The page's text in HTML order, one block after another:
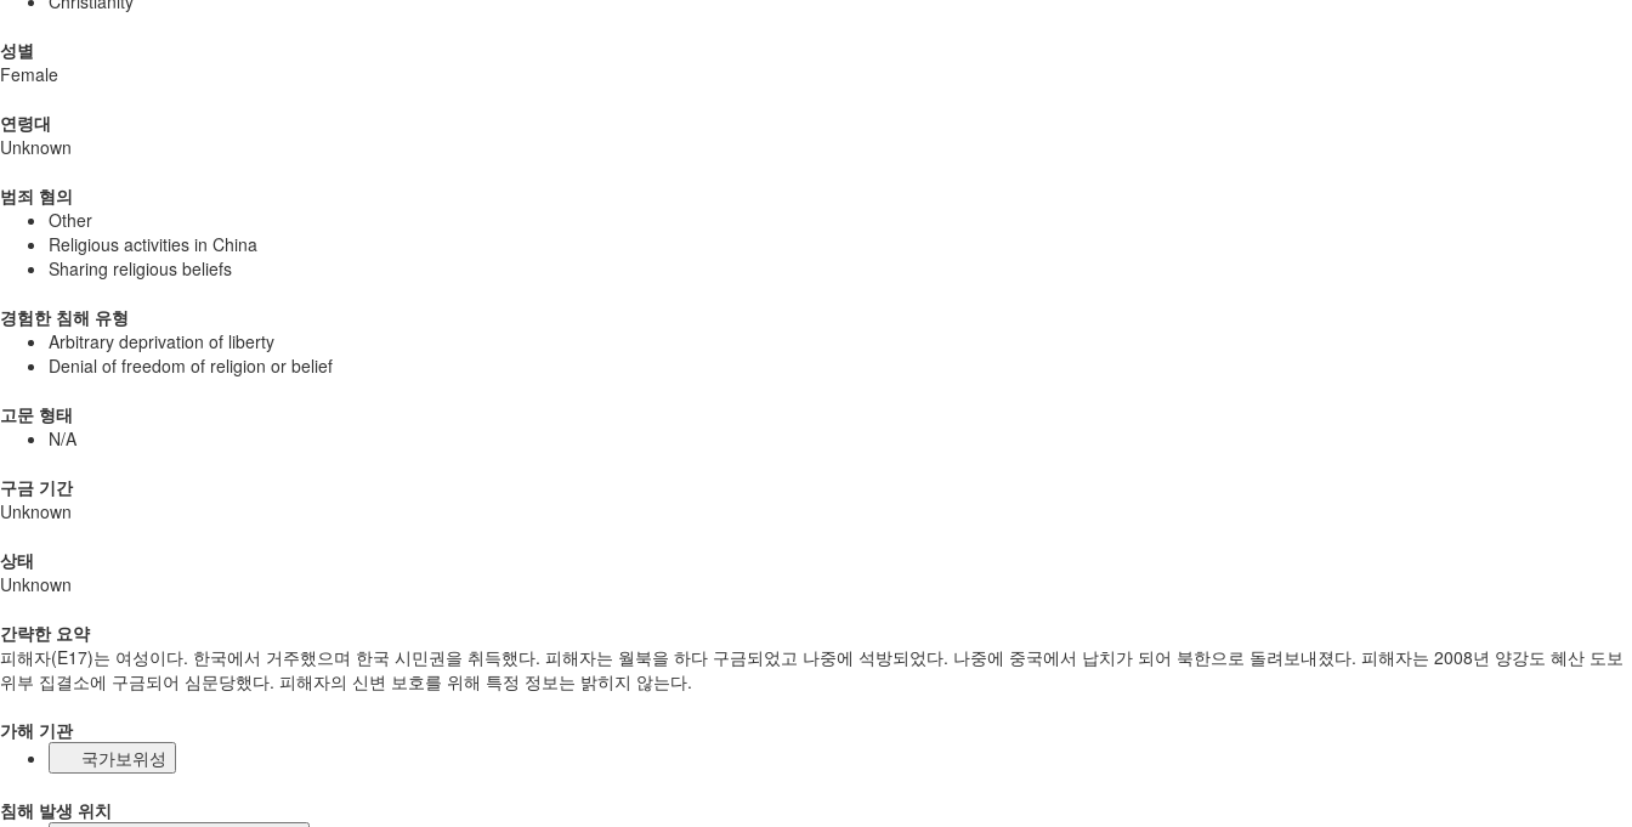
성별
Female
연령대
Unknown
범죄 혐의
Other
Religious activities in China
Sharing religious beliefs
경험한 침해 유형
Arbitrary deprivation of liberty
Denial of freedom of religion or belief
고문 형태
N/A
구금 기간
Unknown
상태
Unknown
간략한 요약
피해자(E17)는 여성이다. 한국에서 거주했으며 한국 시민권을 취득했다. 피해자는 월북을 하다 구금되었고 나중에 석방되었다. 나중에 중국에서 납치가 되어 북한으로 돌려보내졌다. 피해자는 2008년 양강도 혜산 도보
위부 집결소에 구금되어 심문당했다. 피해자의 신변 보호를 위해 특정 정보는 밝히지 않는다.
가해 기관
국가보위성
침해 발생 위치